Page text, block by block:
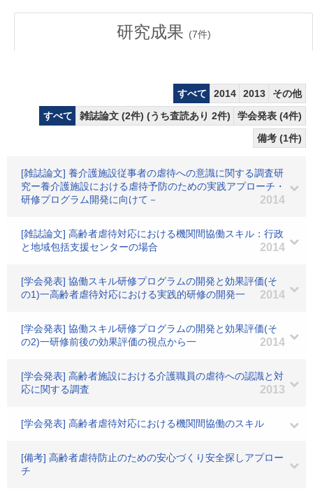
研究成果 (7件)
すべて 2014 2013
その他
すべて
雑誌論文 (2件) (うち査読あり 2件)
学会発表 (4件)
備考 (1件)
[雑誌論文] 養介護施設従事者の虐待への意識に関する調査研
究ー養介護施設における虐待予防のための実践アプローチ・
研修プログラム開発に向けて－
2014
[雑誌論文] 高齢者虐待対応における機関間協働スキル：行政
と地域包括支援センターの場合
2014
[学会発表] 協働スキル研修プログラムの開発と効果評価(そ
の1)一高齢者虐待対応における実践的研修の開発一
2014
[学会発表] 協働スキル研修プログラムの開発と効果評価(そ
の2)一研修前後の効果評価の視点から一
2014
[学会発表] 高齢者施設における介護職員の虐待への認識と対
応に関する調査
2013
[学会発表] 高齢者虐待対応における機関間協働のスキル
[備考] 高齢者虐待防止のための安心づくり安全探しアプロー
チ